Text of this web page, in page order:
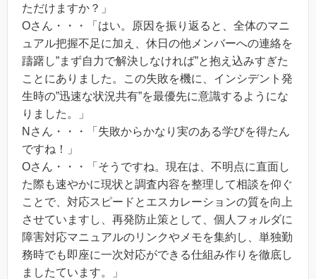
ただけますか？」
Oさん・・・「はい。原因を振り返ると、全体のマニ
ュアル把握不足に加え、休日の他メンバーへの連絡を
躊躇し”まず自力で解決しなければ”と抱え込みすぎた
ことにありました。この失敗を機に、インシデント発
生時の”迅速な状況共有”を最優先に意識するようにな
りました。」
Nさん・・・「失敗からかなり実のある学びを得たん
ですね！」
Oさん・・・「そうですね。現在は、不明点に直面し
た際も速やかに現状と調査内容を整理して相談を仰ぐ
ことで、対応スピードとエスカレーションの質を向上
させていますし、再発防止策として、個人フォルダに
障害対応マニュアルのリンクやメモを集約し、単独勤
務時でも即座に一次対応ができる仕組み作りを徹底し
ましたています。」